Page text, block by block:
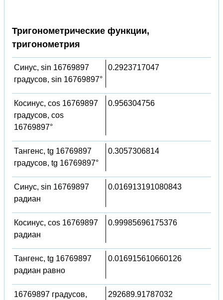
Тригонометрические функции,
тригонометрия
Синус, sin 16769897
градусов, sin 16769897°
0.2923717047
Косинус, cos 16769897
градусов, cos
16769897°
0.956304756
Тангенс, tg 16769897
градусов, tg 16769897°
0.3057306814
Синус, sin 16769897
радиан
0.016913191080843
Косинус, cos 16769897
радиан
0.99985696175376
Тангенс, tg 16769897
радиан равно
0.016915610660126
16769897 градусов, 292689.91787032